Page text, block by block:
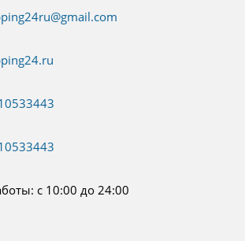
с 10:00 до 24:00